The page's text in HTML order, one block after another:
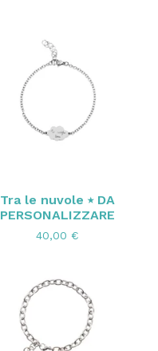
Tra le nuvole ⭑ DA
PERSONALIZZARE
40,00 €